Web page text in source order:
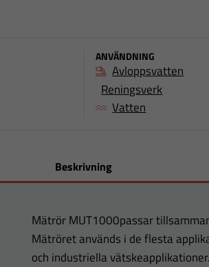
ANVÄNDNING
Avloppsvatten
Reningsverk
Vatten
Beskrivning
Mätrör MUT1000passar
Mätröret används i de flesta
och industriella vätskeapplikationer.